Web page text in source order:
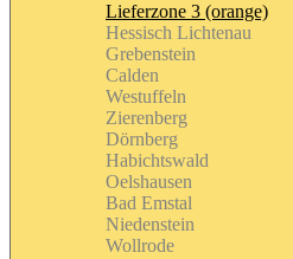
Lieferzone 3 (orange)
Hessisch Lichtenau
Grebenstein
Calden
Westuffeln
Zierenberg
Dörnberg
Habichtswald
Oelshausen
Bad Emstal
Niedenstein
Wollrode